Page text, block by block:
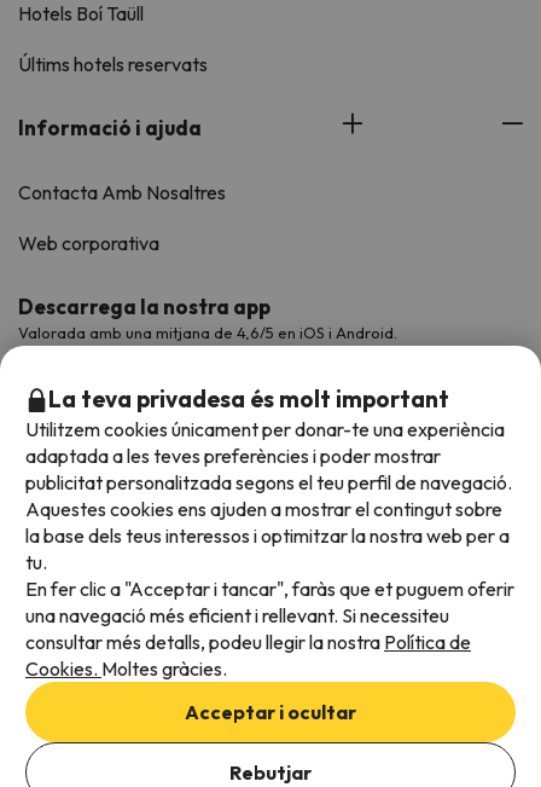
Afegeix les dates per comprovar la disponibilitat
Hotels Boí Taüll
Últims hotels reservats
Informació i ajuda
Contacta Amb Nosaltres
Web corporativa
Descarrega la nostra app
Valorada amb una mitjana de 4,6/5 en iOS i Android.
Acceptem
Condicions generals
Privadesa de dades
Política de cookies
La teva privadesa és molt important
Utilitzem cookies únicament per donar-te una experiència
adaptada a les teves preferències i poder mostrar
publicitat personalitzada segons el teu perfil de navegació.
Aquestes cookies ens ajuden a mostrar el contingut sobre
la base dels teus interessos i optimitzar la nostra web per a
tu.
En fer clic a "Acceptar i tancar", faràs que et puguem oferir
una navegació més eficient i rellevant. Si necessiteu
consultar més detalls, podeu llegir la nostra Política de
Cookies. Moltes gràcies.
Acceptar i ocultar
Rebutjar